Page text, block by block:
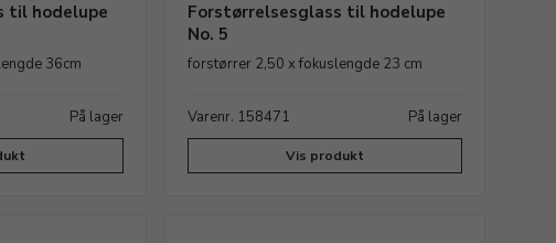
til hodelupe
36cm
På lager
Forstørrelsesglass til hodelupe
No. 5
forstørrer 2,50 x fokuslengde 23 cm
Varenr. 158471 På lager
Vis produkt